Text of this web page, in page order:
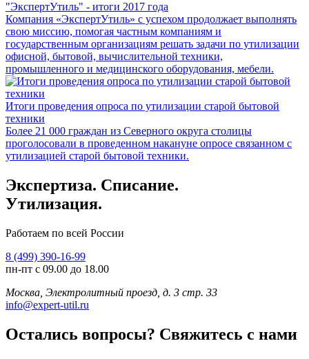
"ЭкспертУтиль" - итоги 2017 года
Компания «ЭкспертУтиль» с успехом продолжает выполнять
свою миссию, помогая частным компаниям и
государственным организациям решать задачи по утилизации
офисной, бытовой, вычислительной техники,
промышленного и медицинского оборудования, мебели.
Итоги проведения опроса по утилизации старой бытовой
техники
Более 21 000 граждан из Северного округа столицы
проголосовали в проведенном накануне опросе связанном с
утилизацией старой бытовой техники.
Экспертиза. Списание.
Утилизация.
Работаем по всей России
8 (499) 390-16-99
пн-пт с 09.00 до 18.00
Москва, Электролитный проезд, д. 3 стр. 33
info@expert-util.ru
Остались вопросы? Свяжитесь с нами